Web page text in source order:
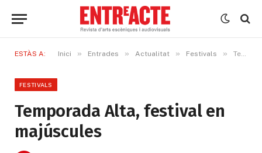
ESTÀS A: Inici » Entrades » Actualitat » Festivals » Temporada Alta, festival en majúscules
FESTIVALS
Temporada Alta, festival en
majúscules